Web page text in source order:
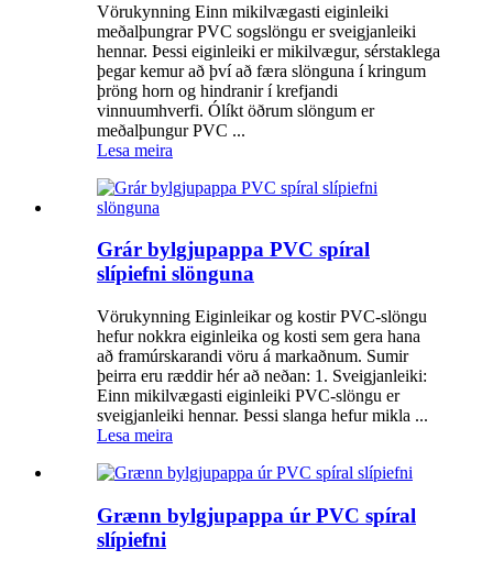
Vörukynning Einn mikilvægasti eiginleiki
meðalþungrar PVC sogslöngu er sveigjanleiki
hennar. Þessi eiginleiki er mikilvægur, sérstaklega
þegar kemur að því að færa slönguna í kringum
þröng horn og hindranir í krefjandi
vinnuumhverfi. Ólíkt öðrum slöngum er
meðalþungur PVC ...
Lesa meira
Grár bylgjupappa PVC spíral
slípiefni slönguna
Vörukynning Eiginleikar og kostir PVC-slöngu
hefur nokkra eiginleika og kosti sem gera hana
að framúrskarandi vöru á markaðnum. Sumir
þeirra eru ræddir hér að neðan: 1. Sveigjanleiki:
Einn mikilvægasti eiginleiki PVC-slöngu er
sveigjanleiki hennar. Þessi slanga hefur mikla ...
Lesa meira
Grænn bylgjupappa úr PVC spíral
slípiefni